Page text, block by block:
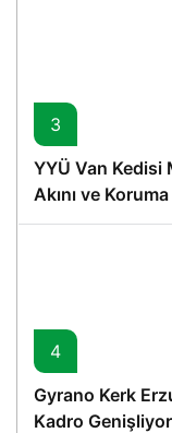
3
YYÜ Van Kedisi
Akını ve
4
Gyrano Kerk
Kadro Genişliyor